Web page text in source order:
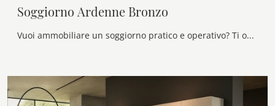
Soggiorno Ardenne Bronzo
Vuoi ammobiliare un soggiorno pratico e operativo? Ti offriamo la parete attrezzata Soggiorno Ardenne Bronzo Voltan dalle forme decise moderne.